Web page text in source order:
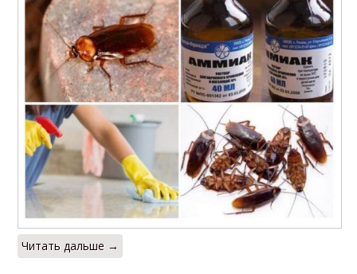
Читать дальше →